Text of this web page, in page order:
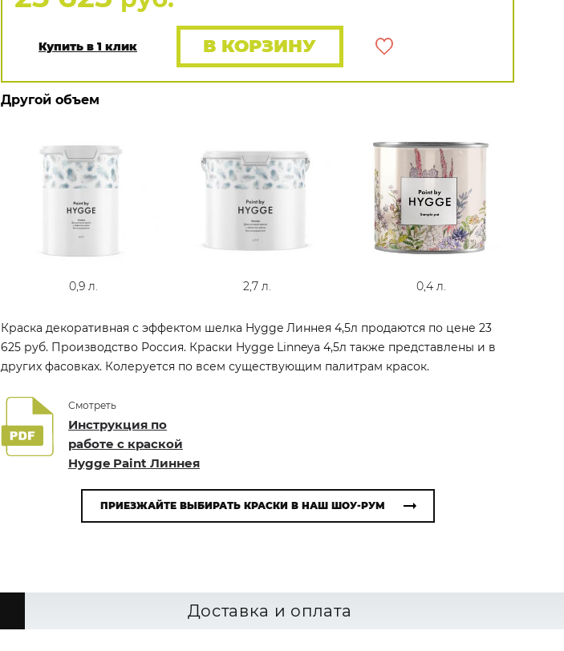
Купить в 1 клик В КОРЗИНУ
Другой объем
0,9 л. 2,7 л. 0,4 л.
Краска декоративная с эффектом шелка Hygge Линнея 4,5л продаются по цене 23
625 руб. Производство Россия. Краски Hygge Linneya 4,5л также представлены и в
других фасовках. Колеруется по всем существующим палитрам красок.
Смотреть
Инструкция по
работе с краской
Hygge Paint Линнея
ПРИЕЗЖАЙТЕ ВЫБИРАТЬ КРАСКИ В НАШ ШОУ-РУМ
Доставка и оплата